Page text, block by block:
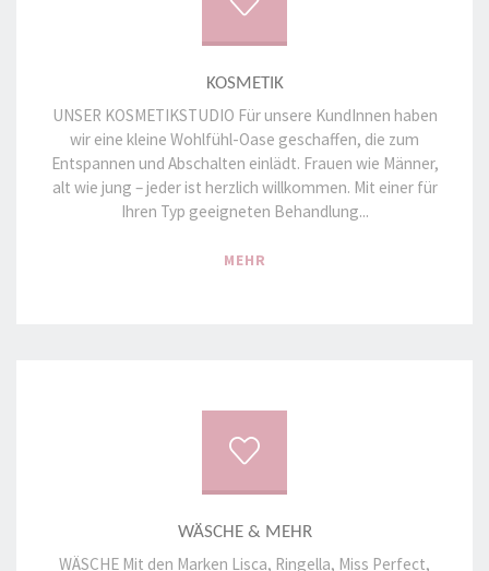
KOSMETIK
UNSER KOSMETIKSTUDIO Für unsere KundInnen haben
wir eine kleine Wohlfühl-Oase geschaffen, die zum
Entspannen und Abschalten einlädt. Frauen wie Männer,
alt wie jung – jeder ist herzlich willkommen. Mit einer für
Ihren Typ geeigneten Behandlung...
MEHR
WÄSCHE & MEHR
WÄSCHE Mit den Marken Lisca, Ringella, Miss Perfect,